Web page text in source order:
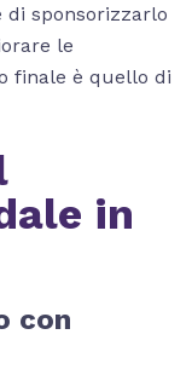
di sponsorizzarlo
le
finale è quello di
in
con